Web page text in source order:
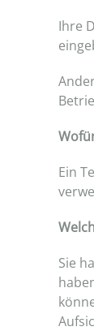
Ihre
Ein
Sie